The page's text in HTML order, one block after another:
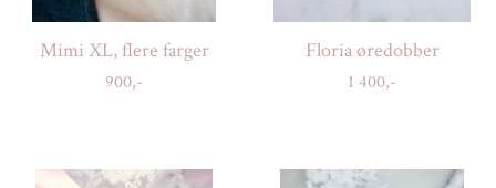
Mimi XL, flere farger
900,-
Floria øredobber
1 400,-